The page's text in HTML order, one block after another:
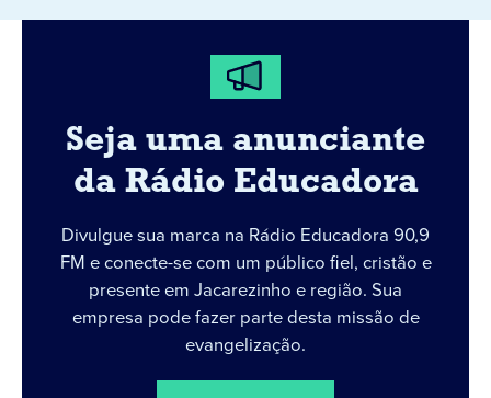
Seja uma anunciante
da Rádio Educadora
Divulgue sua marca na Rádio Educadora 90,9
FM e conecte-se com um público fiel, cristão e
presente em Jacarezinho e região. Sua
empresa pode fazer parte desta missão de
evangelização.